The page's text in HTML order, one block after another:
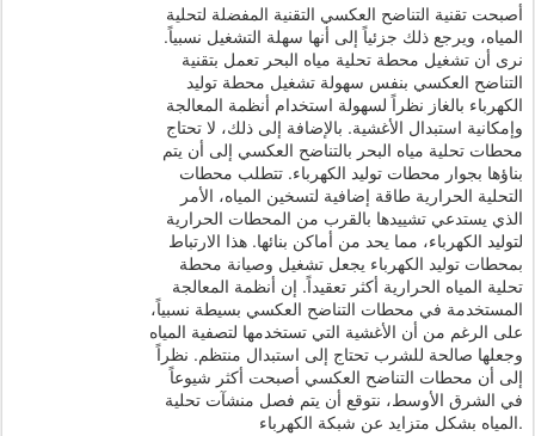
أصبحت تقنية التناضح العكسي التقنية المفضلة لتحلية
المياه، ويرجع ذلك جزئياً إلى أنها سهلة التشغيل نسبياً.
نرى أن تشغيل محطة تحلية مياه البحر تعمل بتقنية
التناضح العكسي بنفس سهولة تشغيل محطة توليد
الكهرباء بالغاز نظراً لسهولة استخدام أنظمة المعالجة
وإمكانية استبدال الأغشية. بالإضافة إلى ذلك، لا تحتاج
محطات تحلية مياه البحر بالتناضح العكسي إلى أن يتم
بناؤها بجوار محطات توليد الكهرباء. تتطلب محطات
التحلية الحرارية طاقة إضافية لتسخين المياه، الأمر
الذي يستدعي تشييدها بالقرب من المحطات الحرارية
لتوليد الكهرباء، مما يحد من أماكن بنائها. هذا الارتباط
بمحطات توليد الكهرباء يجعل تشغيل وصيانة محطة
تحلية المياه الحرارية أكثر تعقيداً. إن أنظمة المعالجة
المستخدمة في محطات التناضح العكسي بسيطة نسبياً،
على الرغم من أن الأغشية التي تستخدمها لتصفية المياه
وجعلها صالحة للشرب تحتاج إلى استبدال منتظم. نظراً
إلى أن محطات التناضح العكسي أصبحت أكثر شيوعاً
في الشرق الأوسط، نتوقع أن يتم فصل منشآت تحلية
المياه بشكل متزايد عن شبكة الكهرباء.